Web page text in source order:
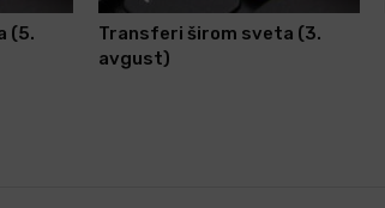
(5.
Transferi širom sveta (3.
avgust)